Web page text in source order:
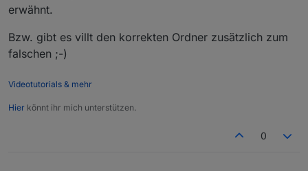
erwähnt.
Bzw. gibt es villt den korrekten Ordner zusätzlich zum
falschen ;-)
Videotutorials & mehr
Hier könnt ihr mich unterstützen.
0